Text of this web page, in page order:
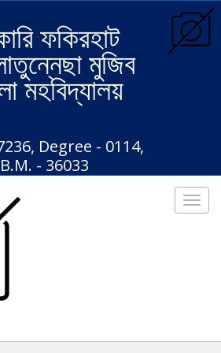
ফকিরহাট
মুজিব
মহবিদ্যালয়
Degree - 0114,
B.M. - 36033